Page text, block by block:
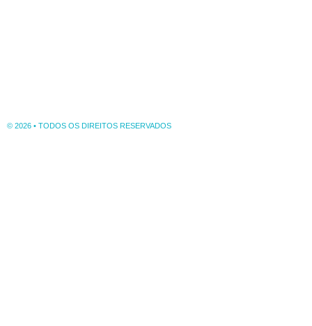
© 2026 • TODOS OS DIREITOS RESERVADOS